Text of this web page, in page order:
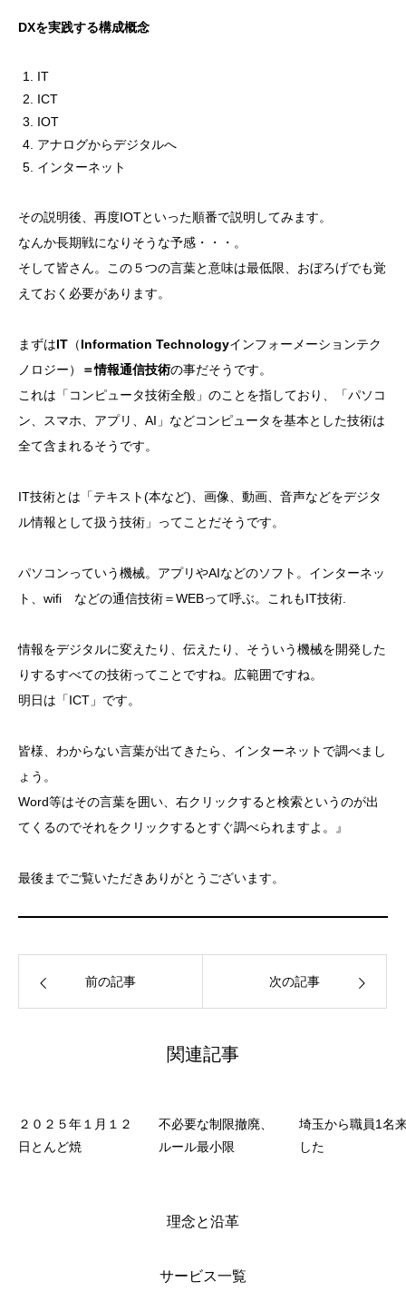
DXを実践する構成概念
IT
ICT
IOT
アナログからデジタルへ
インターネット
その説明後、再度IOTといった順番で説明してみます。
なんか長期戦になりそうな予感・・・。
そして皆さん。この５つの言葉と意味は最低限、おぼろげでも覚
えておく必要があります。
まずはIT （Information Technologyインフォーメーションテク
ノロジー）
＝情報通信技術の事だそうです。
これは「コンピュータ技術全般」のことを指しており、「パソコ
ン、スマホ、アプリ、AI」などコンピュータを基本とした技術は
全て含まれるそうです。
IT技術とは「テキスト(本など)、画像、動画、音声などをデジタ
ル情報として扱う技術」ってことだそうです。
パソコンっていう機械。アプリやAIなどのソフト。インターネッ
ト、wifi などの通信技術＝WEBって呼ぶ。これもIT技術.
情報をデジタルに変えたり、伝えたり、そういう機械を開発した
りするすべての技術ってことですね。広範囲ですね。
明日は「ICT」です。
皆様、わからない言葉が出てきたら、インターネットで調べまし
ょう。
Word等はその言葉を囲い、右クリックすると検索というのが出
てくるのでそれをクリックするとすぐ調べられますよ。』
最後までご覧いただきありがとうございます。
前の記事 次の記事
関連記事
２０２５年１月１２
日とんど焼
不必要な制限撤廃、
ルール最小限
埼玉から職員1名
した
理念と沿革
サービス一覧